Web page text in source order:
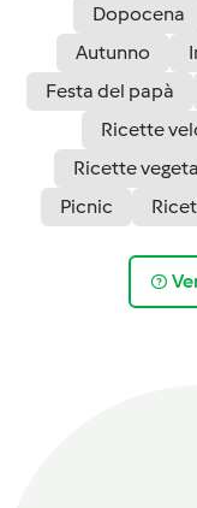
Dopocena
Autunno
Festa del papà
Ricette
Ricette
Picnic